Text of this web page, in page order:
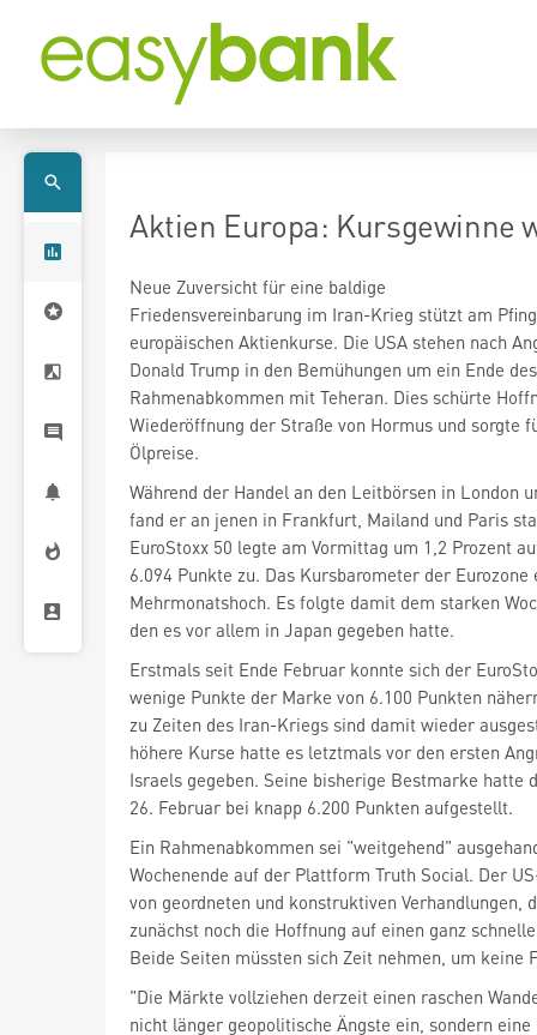
Aktien Europa: Kursgewinne
Neue Zuversicht für eine baldige
Friedensvereinbarung im Iran-Krieg stützt am
europäischen Aktienkurse. Die USA stehen nach
Donald Trump in den Bemühungen um ein Ende
Rahmenabkommen mit Teheran. Dies schürte
Wiederöffnung der Straße von Hormus und sorgte
Ölpreise.
Während der Handel an den Leitbörsen in London
fand er an jenen in Frankfurt, Mailand und Paris
EuroStoxx 50 legte am Vormittag um 1,2 Prozent
6.094 Punkte zu. Das Kursbarometer der
Mehrmonatshoch. Es folgte damit dem starken
den es vor allem in Japan gegeben hatte.
Erstmals seit Ende Februar konnte sich der
wenige Punkte der Marke von 6.100 Punkten
zu Zeiten des Iran-Kriegs sind damit wieder
höhere Kurse hatte es letztmals vor den ersten
Israels gegeben. Seine bisherige Bestmarke hatte
26. Februar bei knapp 6.200 Punkten aufgestellt.
Ein Rahmenabkommen sei "weitgehend"
Wochenende auf der Plattform Truth Social. Der
von geordneten und konstruktiven Verhandlungen,
zunächst noch die Hoffnung auf einen ganz
Beide Seiten müssten sich Zeit nehmen, um keine
"Die Märkte vollziehen derzeit einen raschen
nicht länger geopolitische Ängste ein, sondern